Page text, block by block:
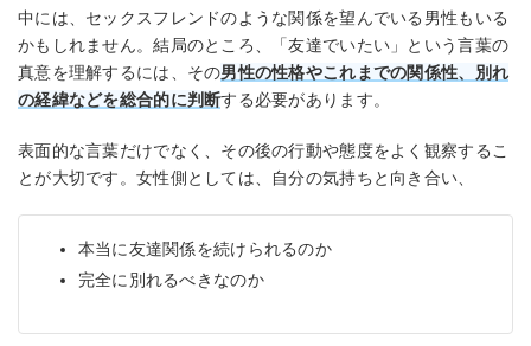
中には、セックスフレンドのような関係を望んでいる男性もいる
かもしれません。結局のところ、「友達でいたい」という言葉の
真意を理解するには、その男性の性格やこれまでの関係性、別れ
の経緯などを総合的に判断する必要があります。
表面的な言葉だけでなく、その後の行動や態度をよく観察するこ
とが大切です。女性側としては、自分の気持ちと向き合い、
本当に友達関係を続けられるのか
完全に別れるべきなのか